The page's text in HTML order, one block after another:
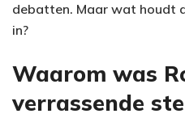
debatten. Maar wat houdt
in?
Waarom was
verrassende